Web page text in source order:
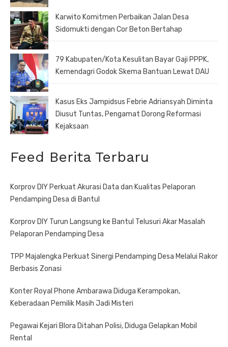
Karwito Komitmen Perbaikan Jalan Desa
Sidomukti dengan Cor Beton Bertahap
79 Kabupaten/Kota Kesulitan Bayar Gaji PPPK,
Kemendagri Godok Skema Bantuan Lewat DAU
Kasus Eks Jampidsus Febrie Adriansyah Diminta
Diusut Tuntas, Pengamat Dorong Reformasi
Kejaksaan
Feed Berita Terbaru
Korprov DIY Perkuat Akurasi Data dan Kualitas Pelaporan
Pendamping Desa di Bantul
Korprov DIY Turun Langsung ke Bantul Telusuri Akar Masalah
Pelaporan Pendamping Desa
TPP Majalengka Perkuat Sinergi Pendamping Desa Melalui Rakor
Berbasis Zonasi
Konter Royal Phone Ambarawa Diduga Kerampokan,
Keberadaan Pemilik Masih Jadi Misteri
Pegawai Kejari Blora Ditahan Polisi, Diduga Gelapkan Mobil
Rental